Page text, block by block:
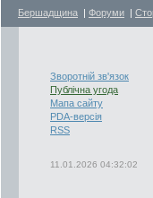
Бершадщина | Форуми |
Зворотній зв'язок
Публічна угода
Мапа сайту
PDA-версія
RSS
11.01.2026 04:32:02